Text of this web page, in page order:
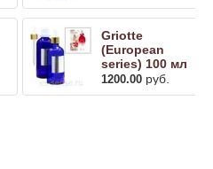
Griotte
(European
series) 100 мл
1200.00 руб.